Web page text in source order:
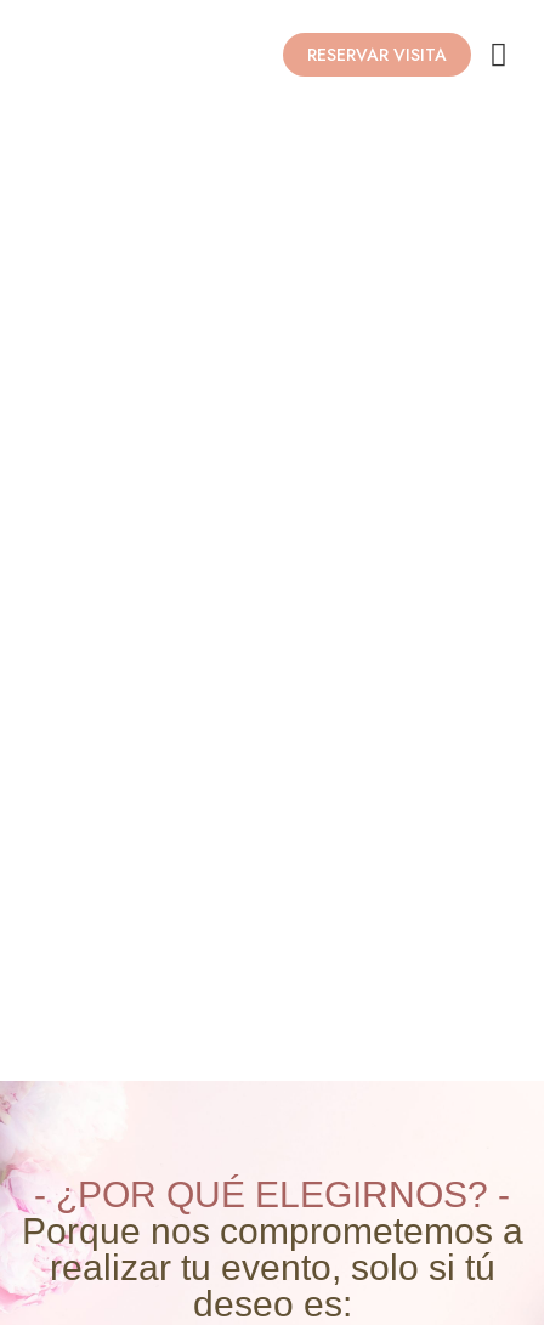
RESERVAR VISITA
- ¿POR QUÉ ELEGIRNOS? -
Porque nos comprometemos a
realizar tu evento, solo si tú
deseo es: